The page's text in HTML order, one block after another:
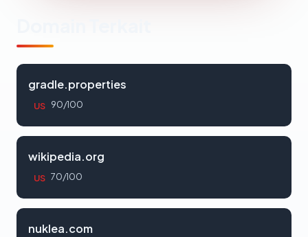
gradle.properties
US 90/100
wikipedia.org
US 70/100
nuklea.com